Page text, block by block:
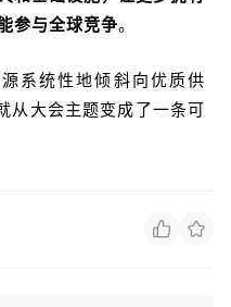
参与全球竞争。
系统性地倾斜向优质供
从大会主题变成了一条可